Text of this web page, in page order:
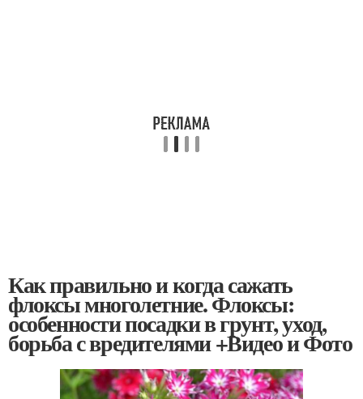
Как правильно и когда сажать
флоксы многолетние. Флоксы:
особенности посадки в грунт, уход,
борьба с вредителями +Видео и Фото